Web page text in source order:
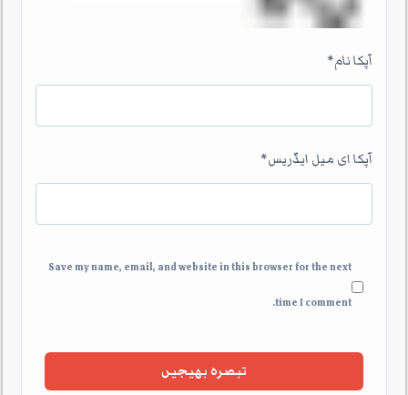
آپکا نام*
آپکا ای میل ایڈریس*
Save my name, email, and website in this browser for the next
time I comment.